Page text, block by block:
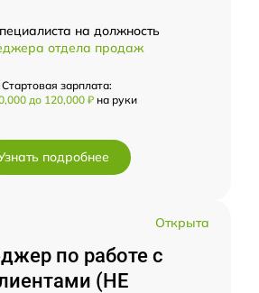
на должность
отдела продаж
Стартовая зарплата:
до 120,000 ₽ на руки
подробнее
Открыта
по работе с
(НЕ